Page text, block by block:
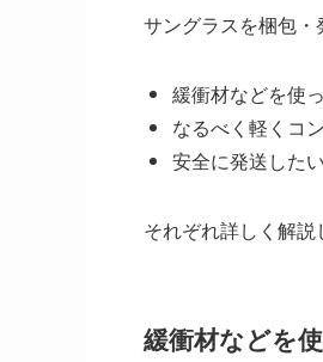
サングラスを梱包・
緩衝材などを使
なるべく軽くコ
安全に発送した
それぞれ詳しく解説
緩衝材などを